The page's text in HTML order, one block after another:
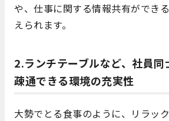
や、仕事に関する情報共有ができ
えられます。
2.ランチテーブルなど、社員同
疎通できる環境の充実性
大勢でとる食事のように、リラッ